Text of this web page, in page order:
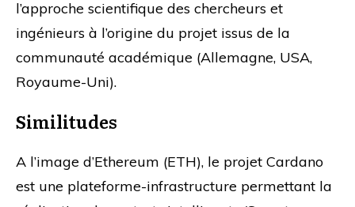
l’approche scientifique des chercheurs et
ingénieurs à l’origine du projet issus de la
communauté académique (Allemagne, USA,
Royaume-Uni).
Similitudes
A l’image d’Ethereum (ETH), le projet Cardano
est une plateforme-infrastructure permettant la